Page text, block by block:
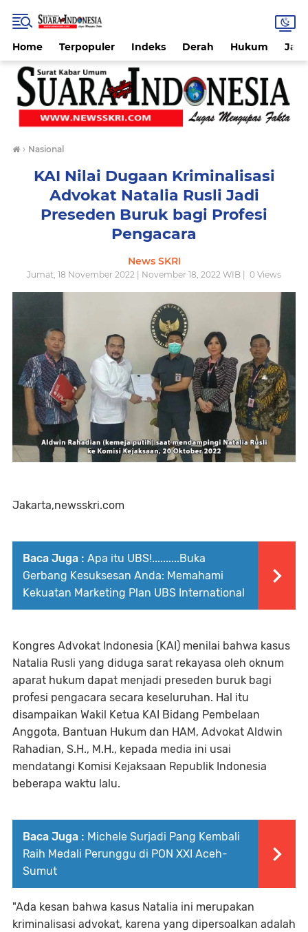
Home Terpopuler Indeks Derah Hukum
› Nasional
KAI Nilai Dugaan Kriminalisasi
Advokat Natalia Rusli Jadi
Preseden Buruk bagi Profesi
Pengacara
News SKRI
Jumat, 18 November 2022 | November 18, 2022 WIB | 0 Views
Jakarta,newsskri.com
Baca Juga : Apa itu UBS!..........Buka
Gerbang Kesuksesan Anda: Memahami
Kekuatan Marketing Plan UBS International
Kongres Advokat Indonesia (KAI) menilai bahwa kasus
Natalia Rusli yang diduga sarat rekayasa oleh oknum
aparat hukum dapat menjadi preseden buruk bagi
profesi pengacara secara keseluruhan. Hal itu
disampaikan Wakil Ketua KAI Bidang Pembelaan
Anggota, Bantuan Hukum dan HAM, Advokat Aldwin
Rahadian, S.H., M.H., kepada media ini usai
mendatangi Komisi Kejaksaan Republik Indonesia
beberapa waktu lalu.
Baca Juga : Michele Surjadi Pang Kembali
Raih Medali Perunggu di PON XXI Aceh-
Sumut
"Ada kesan bahwa kasus Natalia ini merupakan
kriminalisasi advokat, karena yang dipersoalkan adalah